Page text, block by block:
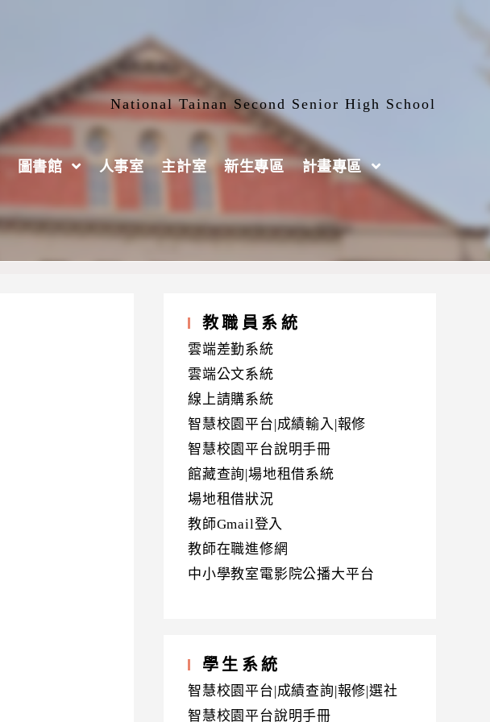
National Tainan Second Senior High School
圖書館 人事室 主計室 新生專區 計畫專區
教職員系統
雲端差勤系統
雲端公文系統
線上請購系統
智慧校園平台|成績輸入|報修
智慧校園平台說明手冊
館藏查詢|場地租借系統
場地租借狀況
教師Gmail登入
教師在職進修網
中小學教室電影院公播大平台
學生系統
智慧校園平台|成績查詢|報修|選社
智慧校園平台說明手冊